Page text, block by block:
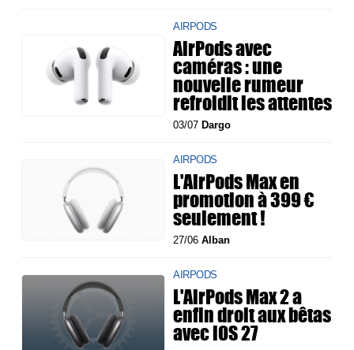
AIRPODS
AirPods avec
caméras : une
nouvelle rumeur
refroidit les attentes
03/07 Dargo
AIRPODS
L'AirPods Max en
promotion à 399 €
seulement !
27/06Alban
AIRPODS
L'AirPods Max 2 a
enfin droit aux bêtas
avec iOS 27